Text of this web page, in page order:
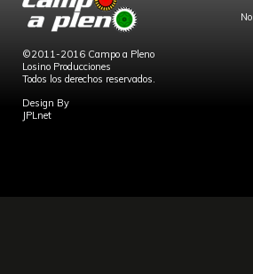
©2011-2016 Campo a Pleno
Losino Producciones
Todos los derechos reservados.
Design By
JPLnet